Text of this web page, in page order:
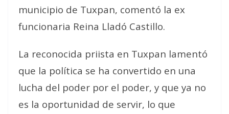
municipio de Tuxpan, comentó la ex
funcionaria Reina Lladó Castillo.
La reconocida priista en Tuxpan lamentó
que la política se ha convertido en una
lucha del poder por el poder, y que ya no
es la oportunidad de servir, lo que